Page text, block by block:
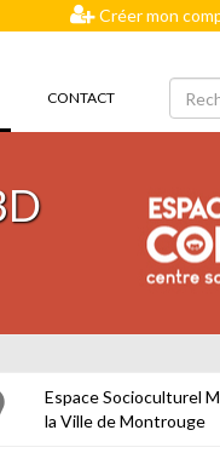
Créer mon
CONTACT
Espace Socioculturel
la Ville de Montrouge